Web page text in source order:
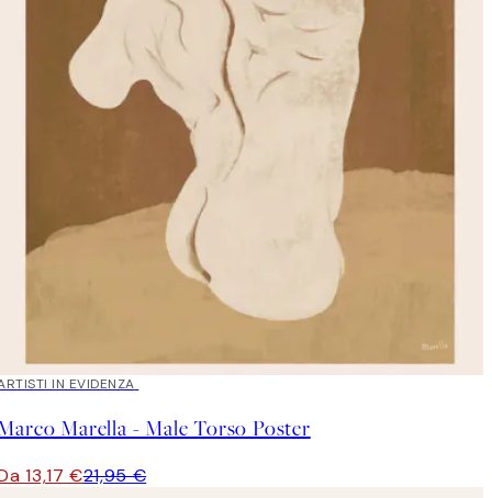
IN EVIDENZA
Marella - Male Torso Poster
13,17 €21,95 €